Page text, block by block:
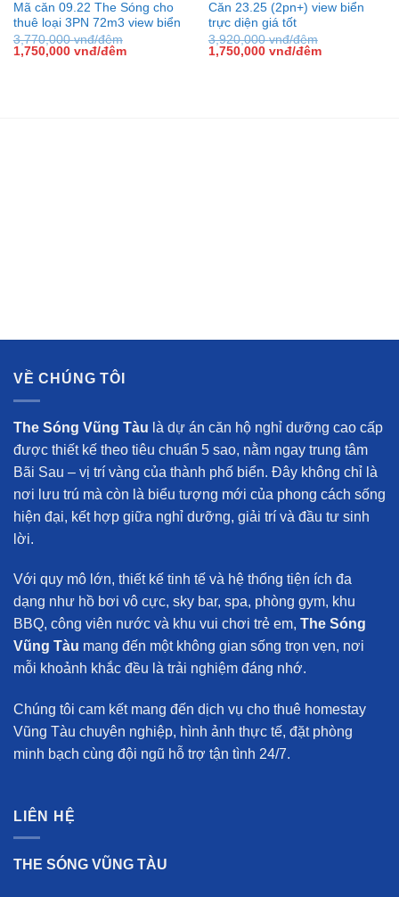
Mã căn 09.22 The Sóng cho
thuê loại 3PN 72m3 view biển
3,770,000vnđ/đêm
Giá
gốc
1,750,000 vnđ/đêmGiá
Căn 23.25 (2pn+) view biển
trực diện giá tốt
3,920,000vnđ/đêm
Giá
gốc
1,750,000 vnđ/đêmGiá
VỀ CHÚNG TÔI
The Sóng Vũng Tàu là dự án căn hộ nghỉ dưỡng cao cấp
được thiết kế theo tiêu chuẩn 5 sao, nằm ngay trung tâm
Bãi Sau – vị trí vàng của thành phố biển. Đây không chỉ là
nơi lưu trú mà còn là biểu tượng mới của phong cách sống
hiện đại, kết hợp giữa nghỉ dưỡng, giải trí và đầu tư sinh
lời.
Với quy mô lớn, thiết kế tinh tế và hệ thống tiện ích đa
dạng như hồ bơi vô cực, sky bar, spa, phòng gym, khu
BBQ, công viên nước và khu vui chơi trẻ em, The Sóng
Vũng Tàu mang đến một không gian sống trọn vẹn, nơi
mỗi khoảnh khắc đều là trải nghiệm đáng nhớ.
Chúng tôi cam kết mang đến dịch vụ cho thuê homestay
Vũng Tàu chuyên nghiệp, hình ảnh thực tế, đặt phòng
minh bạch cùng đội ngũ hỗ trợ tận tình 24/7.
LIÊN HỆ
THE SÓNG VŨNG TÀU